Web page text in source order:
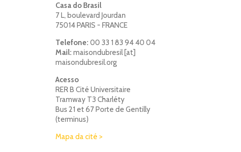
Casa do Brasil
7 L, boulevard Jourdan
75014 PARIS - FRANCE
Telefone: 00 33 1 83 94 40 04
Mail: maisondubresil [at]
maisondubresil.org
Acesso
RER B Cité Universitaire
Tramway T3 Charléty
Bus 21 et 67 Porte de Gentilly
(terminus)
Mapa da cité >